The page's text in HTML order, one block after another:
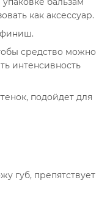
как аксессуар.
финиш.
средство можно
интенсивность
подойдет для
губ, препятствует